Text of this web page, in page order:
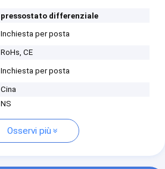
pressostato differenziale
Inchiesta per posta
RoHs, CE
Inchiesta per posta
Cina
NS
Osservi più